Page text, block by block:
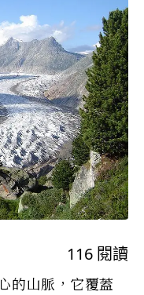
116 閱讀
的山脈，它覆蓋